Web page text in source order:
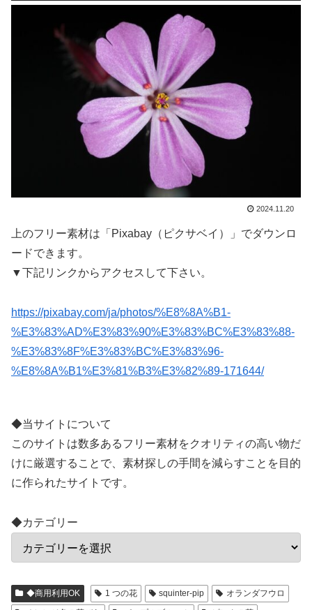
2024.11.20
上のフリー素材は「Pixabay（ピクサベイ）」でダウンロ
ードできます。
▼下記リンクからアクセスして下さい。
https://pixabay.com/ja/photos/%E8%8A%B1-
%E3%83%AD%E3%83%90%E3%83%BC%E3%83%88-
%E3%83%8F%E3%83%BC%E3%83%96-
%E8%8A%B1%E3%81%B3%E3%82%89-171644/
◆当サイトについて
このサイトは数多あるフリー素材をクオリティの高い物だ
けに厳選することで、素材探しの手間を減らすことを目的
に作られたサイトです。
◆カテゴリー
◆商用利用OK 1 つの花 squinter-pip
オランダフウロ